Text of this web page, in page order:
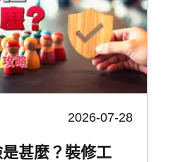
2026-07-28
甚麼？裝修工